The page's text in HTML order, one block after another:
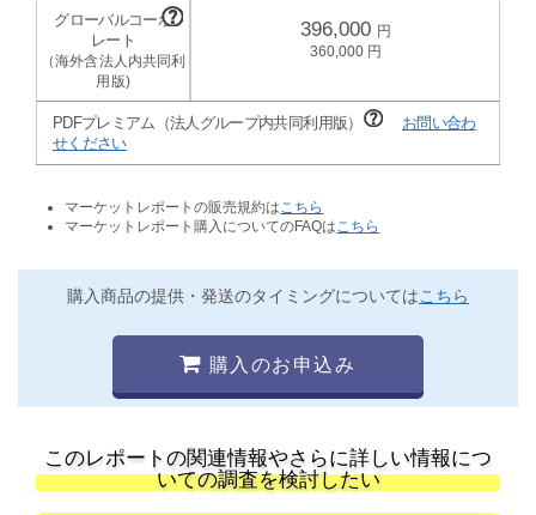
396,000
360,000
PDFプレミアム（法人グループ内共同利用版）
お問い合わ
せください
マーケットレポートの販売規約は こちら
マーケットレポート購入についてのFAQは こちら
購入商品の提供・発送のタイミングについてはこちら
購入のお申込み
このレポートの関連情報やさらに詳しい情報につ
いての調査を検討したい